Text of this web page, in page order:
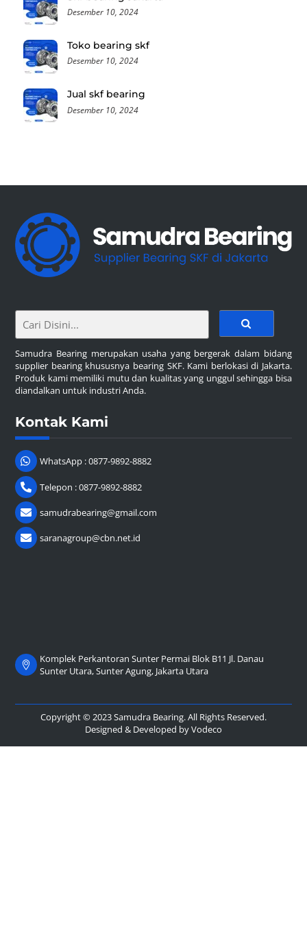
Desember 10, 2024
Toko bearing skf
Desember 10, 2024
Jual skf bearing
Desember 10, 2024
Samudra Bearing merupakan usaha yang bergerak dalam bidang
supplier bearing khususnya bearing SKF. Kami berlokasi di Jakarta.
Produk kami memiliki mutu dan kualitas yang unggul sehingga bisa
diandalkan untuk industri Anda.
Kontak Kami
WhatsApp : 0877-9892-8882
Telepon : 0877-9892-8882
samudrabearing@gmail.com
saranagroup@cbn.net.id
Komplek Perkantoran Sunter Permai Blok B11 Jl. Danau
Sunter Utara, Sunter Agung, Jakarta Utara
Copyright © 2023 Samudra Bearing. All Rights Reserved.
Designed & Developed byVodeco